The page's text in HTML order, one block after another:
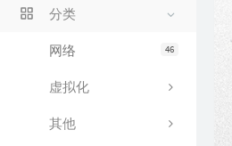
分类
46
网络
虚拟化
其他